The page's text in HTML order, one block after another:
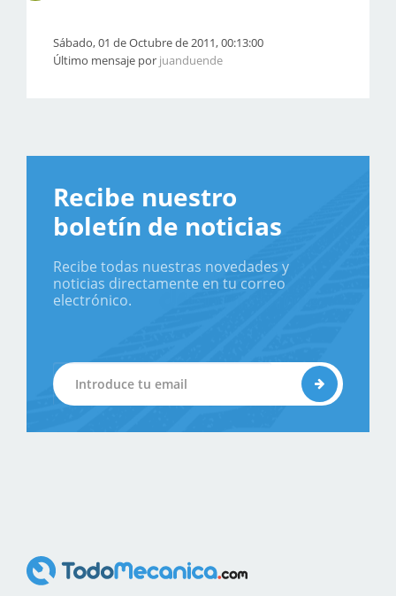
Sábado, 01 de Octubre de 2011, 00:13:00
Último mensaje por juanduende
Recibe nuestro
boletín de noticias
Recibe todas nuestras novedades y
noticias directamente en tu correo
electrónico.